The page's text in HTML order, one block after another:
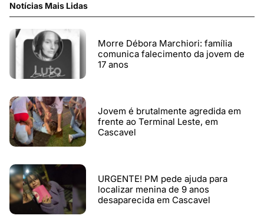
Notícias Mais Lidas
Morre Débora Marchiori: família
comunica falecimento da jovem de
17 anos
Jovem é brutalmente agredida em
frente ao Terminal Leste, em
Cascavel
URGENTE! PM pede ajuda para
localizar menina de 9 anos
desaparecida em Cascavel